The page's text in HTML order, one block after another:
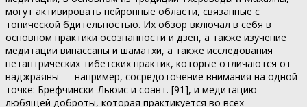
могут активировать нейронные области, связанные с
тонической бдительностью. Их обзор включал в себя в
основном практики осознанности и дзен, а также изучение
медитации випассаны и шаматхи, а также исследования
нетантрических тибетских практик, которые отличаются от
ваджраяны — например, сосредоточение внимания на одной
точке: Брефчински-Льюис и соавт. [91], и медитацию
любящей доброты, которая практикуется во всех